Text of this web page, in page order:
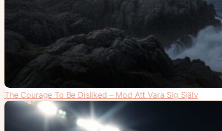
The Courage To Be Disliked – Mod Att Vara Sig Själv